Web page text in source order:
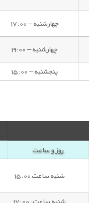
چهارشنبه – ۱۷:۰۰
چهارشنبه – ۱۹:۰۰
پنجشنبه – ۱۵:۰۰
روز و ساعت
شنبه ساعت ۱۵:۰۰